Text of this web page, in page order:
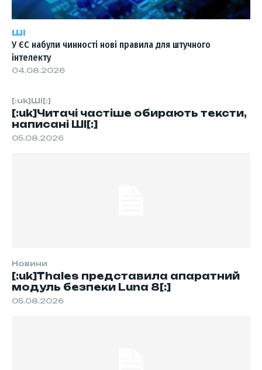
[:uk]ШІ[:]
[:uk]Читачі частіше обирають тексти,
написані ШІ[:]
05.08.2026
Новини
[:uk]Thales представила апаратний
модуль безпеки Luna 8[:]
05.08.2026
ШІ
У ЄС набули чинності нові правила для штучного
інтелекту
04.08.2026